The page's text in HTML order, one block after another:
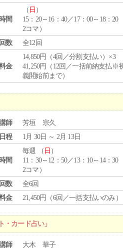
時間
（ 日 ）
15：20～16：40／17：00～18：20
2コマ）
回数
全12回
金
14,850円（4回／分割支払い）×3
41,250円（12回／一括前納支払※
義開始前まで）
師
芳垣 宗久
日程
1月 30日 ～ 2月 13日
時間
毎週 （ 日 ）
11：30～12：50／13：10～14：30
2コマ）
回数
全6回
金
21,450円（6回／一括支払いのみ）
・カード占い」
師
大木 華子